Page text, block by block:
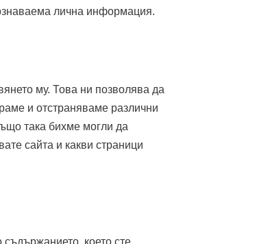
лична информация.
му. Това ни позволява да
и отстраняваме различни
така бихме могли да
сайта и какви страници